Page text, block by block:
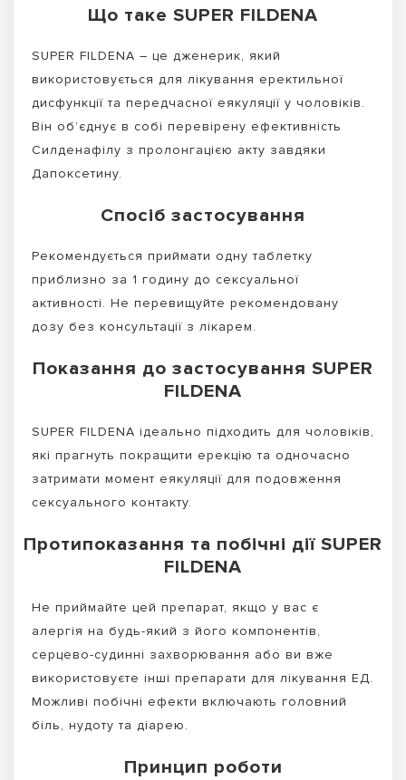
Що таке SUPER FILDENA
SUPER FILDENA – це дженерик, який
використовується для лікування еректильної
дисфункції та передчасної еякуляції у чоловіків.
Він об’єднує в собі перевірену ефективність
Силденафілу з пролонгацією акту завдяки
Дапоксетину.
Спосіб застосування
Рекомендується приймати одну таблетку
приблизно за 1 годину до сексуальної
активності. Не перевищуйте рекомендовану
дозу без консультації з лікарем.
Показання до застосування SUPER
FILDENA
SUPER FILDENA ідеально підходить для чоловіків,
які прагнуть покращити ерекцію та одночасно
затримати момент еякуляції для подовження
сексуального контакту.
Протипоказання та побічні дії SUPER
FILDENA
Не приймайте цей препарат, якщо у вас є
алергія на будь-який з його компонентів,
серцево-судинні захворювання або ви вже
використовуєте інші препарати для лікування ЕД.
Можливі побічні ефекти включають головний
біль, нудоту та діарею.
Принцип роботи